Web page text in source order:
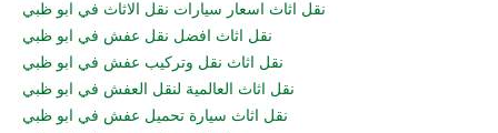
نقل اثاث اسعار سيارات نقل الاثاث في ابو ظبي
نقل اثاث افضل نقل عفش في ابو ظبي
نقل اثاث نقل وتركيب عفش في ابو ظبي
نقل اثاث العالمية لنقل العفش في ابو ظبي
نقل اثاث سيارة تحميل عفش في ابو ظبي